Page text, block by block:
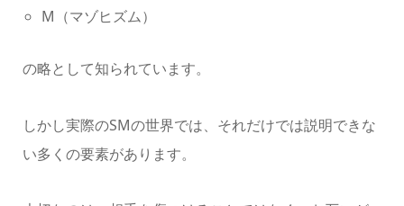
M（マゾヒズム）
の略として知られています。
しかし実際のSMの世界では、それだけでは説明できな
い多くの要素があります。